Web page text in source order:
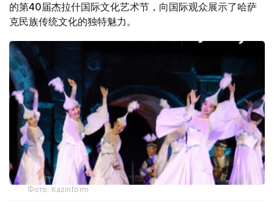
的第40届杰拉什国际文化艺术节，向国际观众展示了哈萨
克民族传统文化的独特魅力。
Фото: Kazinform